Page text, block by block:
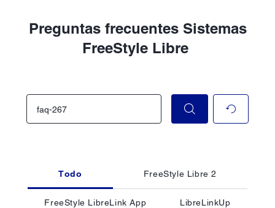
Preguntas frecuentes Sistemas
FreeStyle Libre
Todo FreeStyle Libre 2
FreeStyle LibreLink App LibreLinkUp